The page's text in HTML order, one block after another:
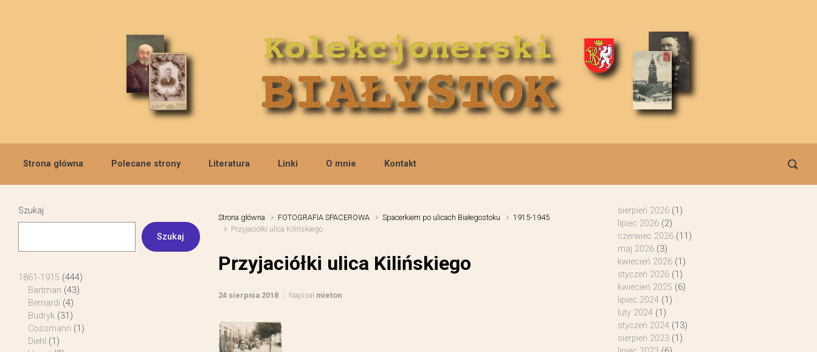
Strona główna Polecane strony Literatura Linki O mnie Kontakt
Strona główna FOTOGRAFIA SPACEROWA Spacerkiem po ulicach Białegostoku
1915-1945
Przyjaciółki ulica Kilińskiego
Przyjaciółki ulica Kilińskiego
24 sierpnia 2018 Napisał mieton
Szukaj
Szukaj
1861-1915 (444)
Bartman (43)
Bernardi (4)
Budryk (31)
Cossmann (1)
Diehl (1)
sierpień 2026(1)
lipiec 2026(2)
czerwiec 2026(11)
maj 2026(3)
kwiecień 2026(1)
styczeń 2026(1)
kwiecień 2025 (6)
lipiec 2024(1)
luty 2024(1)
styczeń 2024(13)
sierpień 2023(1)